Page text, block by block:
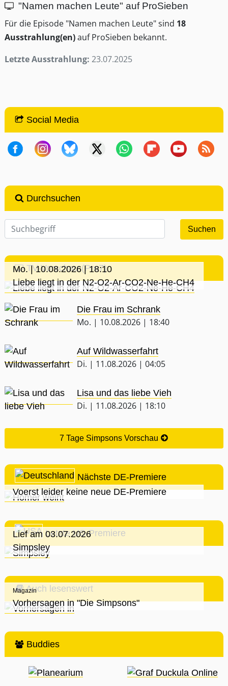
"Namen machen Leute" auf ProSieben
Für die Episode "Namen machen Leute" sind 18
Ausstrahlung(en)auf ProSieben bekannt.
Letzte Ausstrahlung: 23.07.2025
Social Media
Durchsuchen
TV-Vorschau (Pro7)
Mo. | 10.08.2026 | 18:10
Liebe liegt in der N2-O2-Ar-CO2-Ne-He-CH4
Die Frau im Schrank
Mo. | 10.08.2026 | 18:40
Auf Wildwasserfahrt
Di. | 11.08.2026 | 04:05
Lisa und das liebe Vieh
Di. | 11.08.2026 | 18:10
7 Tage Simpsons Vorschau
Nächste DE-Premiere
Voerst leider keine neue DE-Premiere
Letzte US-Premiere
Lief am 03.07.2026
Simpsley
Auch lesenswert
Magazin
Vorhersagen in "Die Simpsons"
Buddies